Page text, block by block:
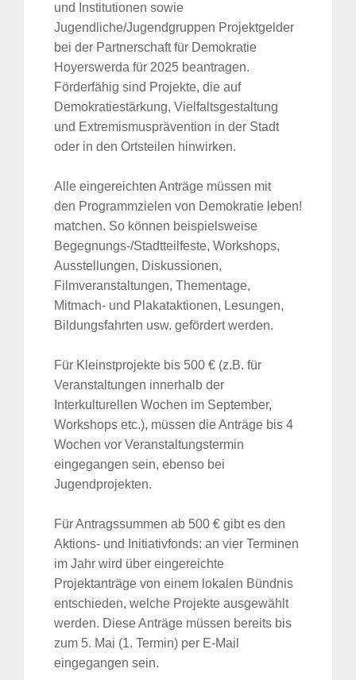
und Institutionen sowie
Jugendliche/Jugendgruppen Projektgelder
bei der Partnerschaft für Demokratie
Hoyerswerda für 2025 beantragen.
Förderfähig sind Projekte, die auf
Demokratiestärkung, Vielfaltsgestaltung
und Extremismusprävention in der Stadt
oder in den Ortsteilen hinwirken.
Alle eingereichten Anträge müssen mit
den Programmzielen von Demokratie leben!
matchen. So können beispielsweise
Begegnungs-/Stadtteilfeste, Workshops,
Ausstellungen, Diskussionen,
Filmveranstaltungen, Thementage,
Mitmach- und Plakataktionen, Lesungen,
Bildungsfahrten usw. gefördert werden.
Für Kleinstprojekte bis 500 € (z.B. für
Veranstaltungen innerhalb der
Interkulturellen Wochen im September,
Workshops etc.), müssen die Anträge bis 4
Wochen vor Veranstaltungstermin
eingegangen sein, ebenso bei
Jugendprojekten.
Für Antragssummen ab 500 € gibt es den
Aktions- und Initiativfonds: an vier Terminen
im Jahr wird über eingereichte
Projektanträge von einem lokalen Bündnis
entschieden, welche Projekte ausgewählt
werden. Diese Anträge müssen bereits bis
zum 5. Mai (1. Termin) per E-Mail
eingegangen sein.